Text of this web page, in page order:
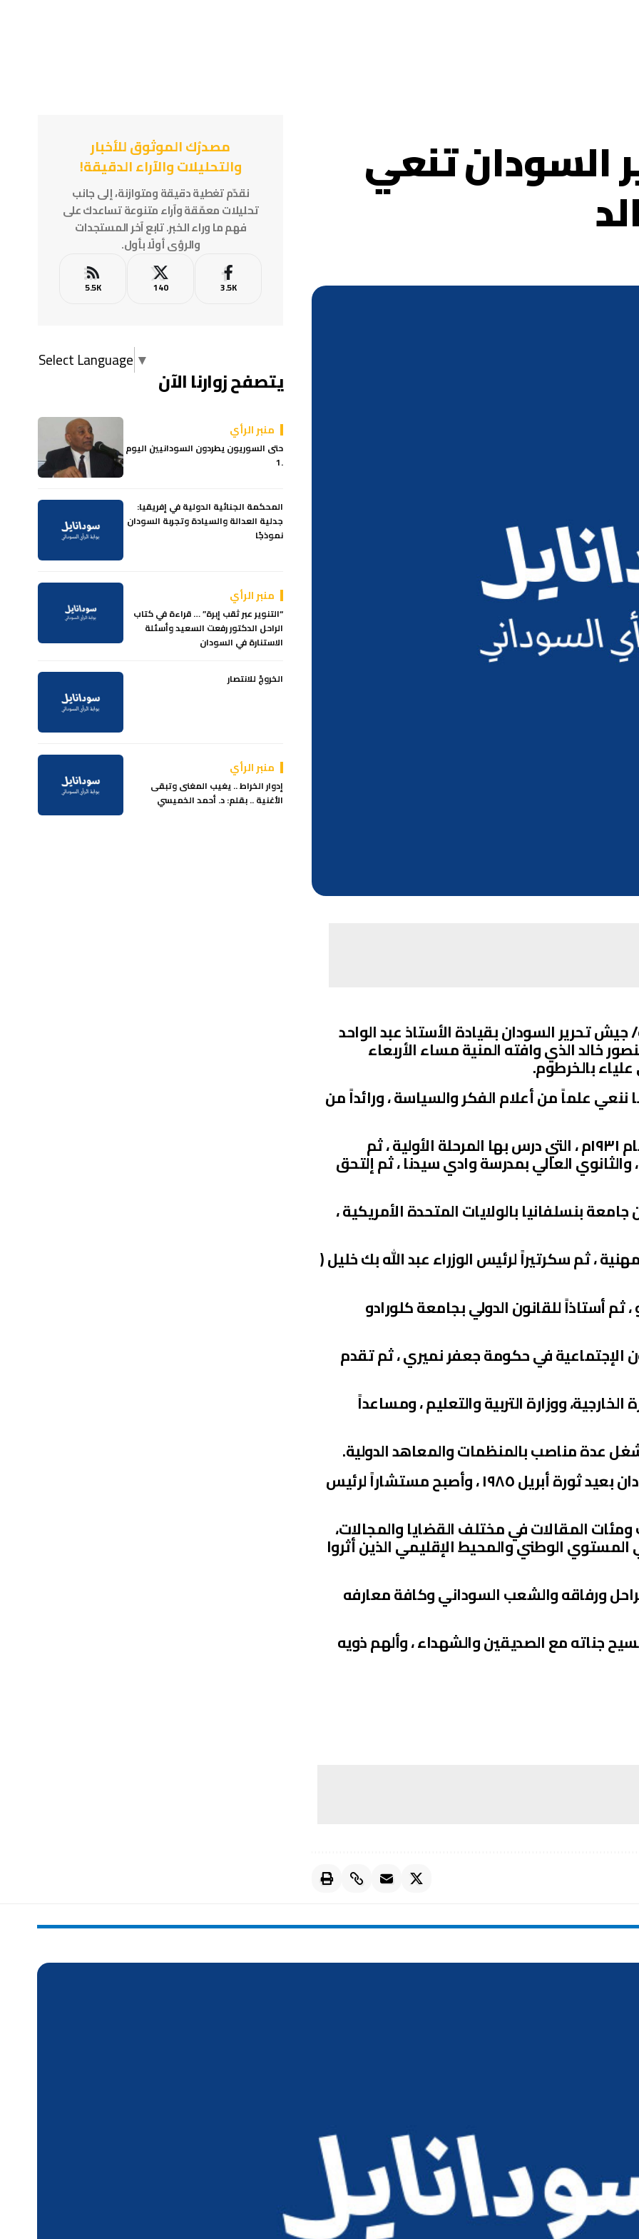
السودان تنعي
تحرير السودان بقيادة الأستاذ عبد الواحد
خالد الذي وافته المنية مساء الأربعاء
ننعي علماً من أعلام الفكر والسياسة ، ورائداً من
ولد الراحل المقيم بمدينة أمدرمان عام ١٩٣١م ، التي درس بها المرحلة الأولية ، ثم
العالي بمدرسة وادي سيدنا ، ثم إلتحق
بنسلفانيا بالولايات المتحدة الأمريكية ،
، ثم سكرتيراً لرئيس الوزراء عبد الله بك خليل (
أستاذاً للقانون الدولي بجامعة كلورادو
الإجتماعية في حكومة جعفر نميري ، ثم تقدم
ووزارة التربية والتعليم ، ومساعداً
إلتحق بالحركة الشعبية لتحرير السودان بعيد ثورة أبريل ١٩٨٥ ، وأصبح مستشاراً لرئيس
المقالات في مختلف القضايا والمجالات،
الوطني والمحيط الإقليمي الذين أثروا
ورفاقه والشعب السوداني وكافة معارفه
جناته مع الصديقين والشهداء ، وألهم ذويه
مصدرُك الموثوق للأخبار
والتحليلات والآراء الدقيقة!
نقدّم تغطية دقيقة ومتوازنة، إلى جانب
تحليلات معمّقة وآراء متنوعة تساعدك على
فهم ما وراء الخبر. تابع آخر المستجدات
والرؤى أولًا بأول.
3.5K
140
5.5K
Select Language ▼
يتصفح زوارنا الآن
منبر الرأي
حتى السوريون يطردون السودانيين اليوم
.1
المحكمة الجنائية الدولية في إفريقيا:
جدلية العدالة والسيادة وتجربة السودان
نموذجًا
منبر الرأي
“التنوير عبر ثقب إبرة” … قراءة في كتاب
الراحل الدكتور رفعت السعيد وأسئلة
الاستنارة في السودان
الخروجً للانتصار
منبر الرأي
إدوار الخراط .. يغيب المغنى وتبقى
الأغنية .. بقلم: د. أحمد الخميسي